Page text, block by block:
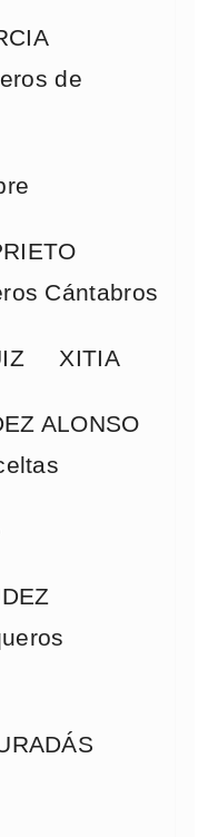
de
Cántabros
XITIA
ALONSO